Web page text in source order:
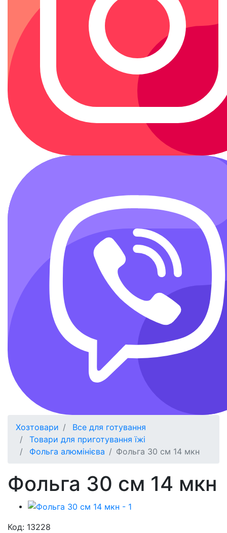
Хозтовари
Все для готування
Товари для приготування їжі
Фольга алюмінієва
Фольга 30 см 14 мкн
Фольга 30 см 14 мкн
Код: 13228